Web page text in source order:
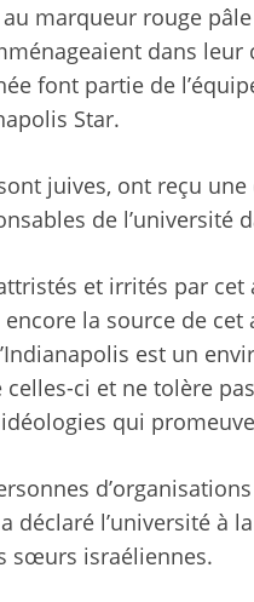
marqueur rouge
dans
font partie de
Star.
juives, ont reçu
de l’université
et irrités par
la source de
est un
celles-ci et ne tolère
qui
déclaré l’université à
sœurs israéliennes.